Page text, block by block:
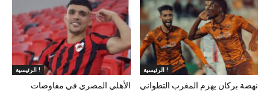
الرئيسية !
الأهلي المصري في مفاوضات
الرئيسية !
نهضة بركان يهزم المغرب التطواني